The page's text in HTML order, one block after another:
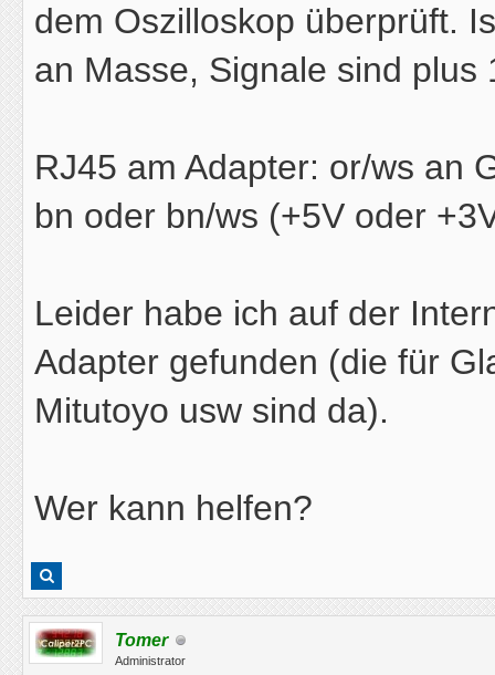
dem Oszilloskop überprüft.
an Masse, Signale sind plus
RJ45 am Adapter: or/ws an
bn oder bn/ws (+5V oder
Leider habe ich auf der
Adapter gefunden (die für
Mitutoyo usw sind da).
Wer kann helfen?
Tomer
Administrator